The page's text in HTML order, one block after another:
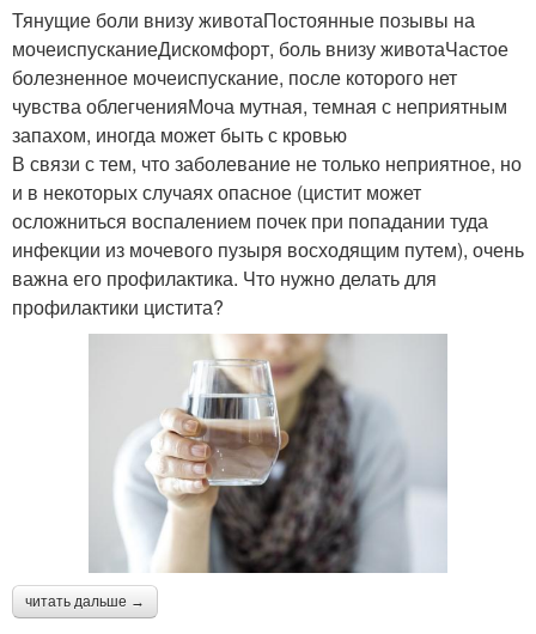
Тянущие боли внизу животаПостоянные позывы на
мочеиспусканиеДискомфорт, боль внизу животаЧастое
болезненное мочеиспускание, после которого нет
чувства облегченияМоча мутная, темная с неприятным
запахом, иногда может быть с кровью
В связи с тем, что заболевание не только неприятное, но
и в некоторых случаях опасное (цистит может
осложниться воспалением почек при попадании туда
инфекции из мочевого пузыря восходящим путем), очень
важна его профилактика. Что нужно делать для
профилактики цистита?
читать дальше →